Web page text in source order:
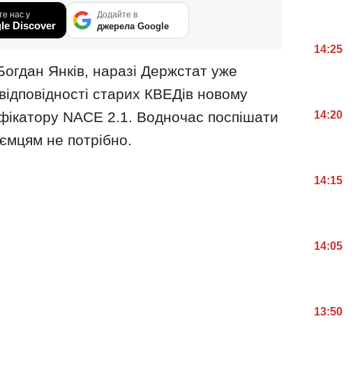
нас у
Discover
Додайте в
джерела Google
Янків, наразі Держстат уже
старих КВЕДів новому
NACE 2.1. Водночас поспішати
не потрібно.
14:25
14:20
14:15
14:05
13:50